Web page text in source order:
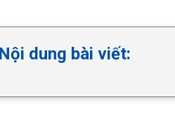
Nội dung bài viết: